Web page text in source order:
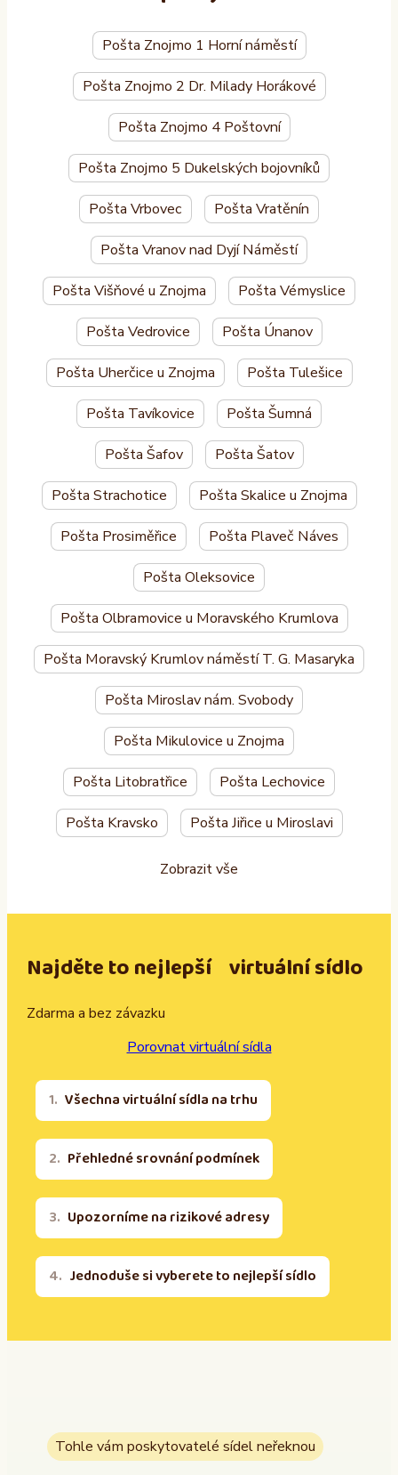
Pošta Znojmo 1 Horní náměstí
Pošta Znojmo 2 Dr. Milady Horákové
Pošta Znojmo 4 Poštovní
Pošta Znojmo 5 Dukelských bojovníků
Pošta Vrbovec Pošta Vratěnín
Pošta Vranov nad Dyjí Náměstí
Pošta Višňové u Znojma Pošta Vémyslice
Pošta Vedrovice Pošta Únanov
Pošta Uherčice u Znojma Pošta Tulešice
Pošta Tavíkovice Pošta Šumná
Pošta Šafov Pošta Šatov
Pošta Strachotice Pošta Skalice u Znojma
Pošta Prosiměřice Pošta Plaveč Náves
Pošta Oleksovice
Pošta Olbramovice u Moravského Krumlova
Pošta Moravský Krumlov náměstí T. G. Masaryka
Pošta Miroslav nám. Svobody
Pošta Mikulovice u Znojma
Pošta Litobratřice Pošta Lechovice
Pošta Kravsko Pošta Jiřice u Miroslavi
Zobrazit vše
Najděte to nejlepší virtuální sídlo
Zdarma a bez závazku
Porovnat virtuální sídla
Všechna virtuální sídla na trhu
Přehledné srovnání podmínek
Upozorníme na rizikové adresy
Jednoduše si vyberete to nejlepší sídlo
Tohle vám poskytovatelé sídel neřeknou